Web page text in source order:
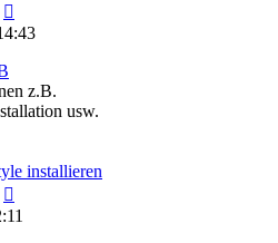
Beitrag
z.B.
usw.
installieren
Beitrag